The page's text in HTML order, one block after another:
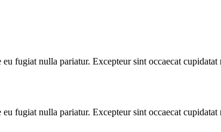
fugiat nulla pariatur. Excepteur sint occaecat
fugiat nulla pariatur. Excepteur sint occaecat